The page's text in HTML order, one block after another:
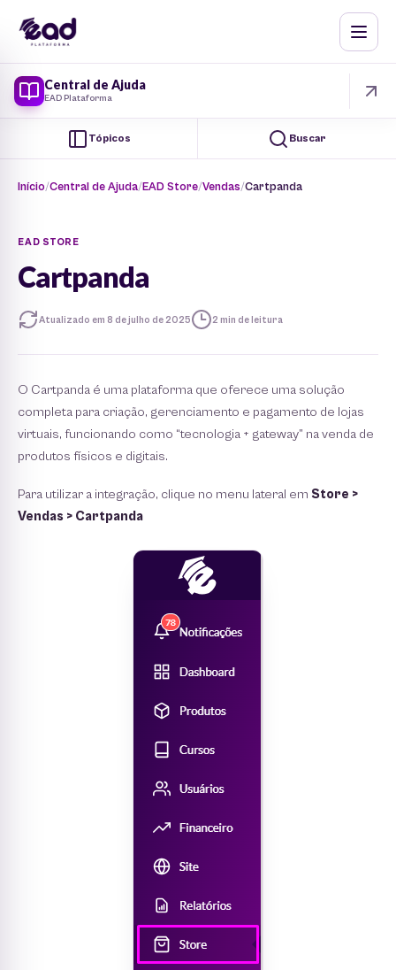
Central de Ajuda
EAD Plataforma
Tópicos Buscar
Início Central de Ajuda EAD Store Vendas Cartpanda
EAD STORE
Cartpanda
Atualizado em 8 de julho de 2025 2 min de leitura
O Cartpanda é uma plataforma que oferece uma solução
completa para criação, gerenciamento e pagamento de lojas
virtuais, funcionando como “tecnologia + gateway” na venda de
produtos físicos e digitais.
Para utilizar a integração, clique no menu lateral em Store >
Vendas > Cartpanda